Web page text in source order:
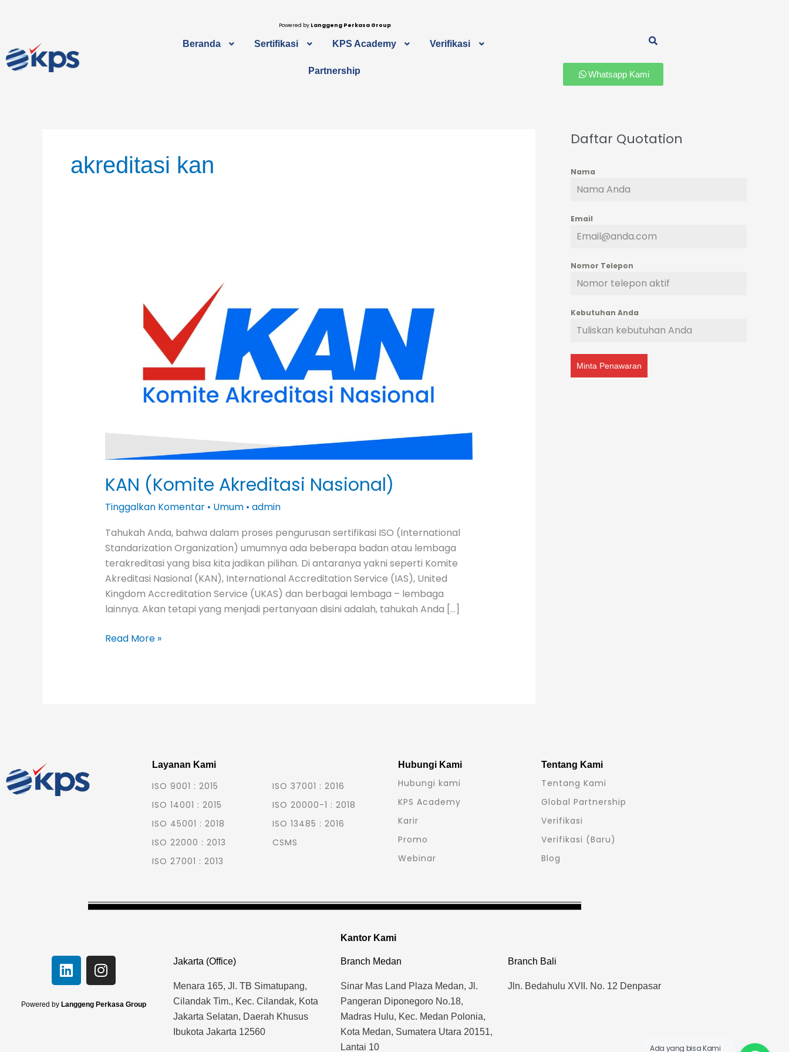
Powered by Langgeng Perkasa Group
Beranda Sertifikasi KPS Academy Verifikasi
Partnership Whatsapp Kami
akreditasi kan
KAN (Komite Akreditasi Nasional)
Tinggalkan Komentar • Umum• admin
Tahukah Anda, bahwa dalam proses pengurusan sertifikasi ISO (International
Standarization Organization) umumnya ada beberapa badan atau lembaga
terakreditasi yang bisa kita jadikan pilihan. Di antaranya yakni seperti Komite
Akreditasi Nasional (KAN), International Accreditation Service (IAS), United
Kingdom Accreditation Service (UKAS) dan berbagai lembaga – lembaga
lainnya. Akan tetapi yang menjadi pertanyaan disini adalah, tahukah Anda […]
Nasional)
Read More »
Daftar Quotation
Nama
Email
Nomor Telepon
Kebutuhan Anda
Minta Penawaran
Layanan Kami
ISO 9001 : 2015
ISO 14001 : 2015
ISO 45001 : 2018
ISO 22000 : 2013
ISO 27001 : 2013
ISO 37001 : 2016
ISO 20000-1 : 2018
ISO 13485 : 2016
CSMS
Hubungi Kami
Hubungi kami
KPS Academy
Karir
Promo
Webinar
Tentang Kami
Tentang Kami
Global Partnership
Verifikasi
Verifikasi (Baru)
Blog
Kantor Kami
L
i
n
k
I
n
s
t
Powered by Langgeng Perkasa Group
Jakarta (Office)
Menara 165, Jl. TB Simatupang,
Cilandak Tim., Kec. Cilandak, Kota
Jakarta Selatan, Daerah Khusus
Ibukota Jakarta 12560
Branch Medan
Sinar Mas Land Plaza Medan, Jl.
Pangeran Diponegoro No.18,
Madras Hulu, Kec. Medan Polonia,
Kota Medan, Sumatera Utara 20151,
Lantai 10
Branch Bali
Jln. Bedahulu XVII. No. 12 Denpasar
Ada yang bisa Kami